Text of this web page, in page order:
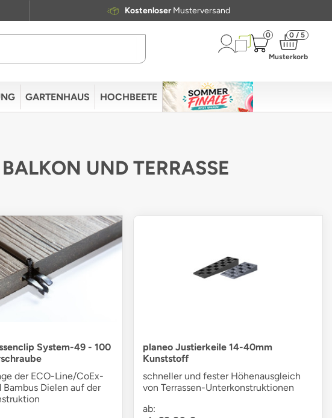
Kostenloser Musterversand
0 0 / 5
Musterkorb
GARTENHAUS HOCHBEETE
UND TERRASSE
System-49 - 100
der ECO-Line/CoEx-
Bambus Dielen auf der
planeo Justierkeile 14-40mm
Kunststoff
schneller und fester Höhenausgleich
von Terrassen-Unterkonstruktionen
ab: